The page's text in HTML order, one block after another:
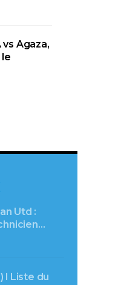
vs Agaza,
le
Utd :
l Liste du